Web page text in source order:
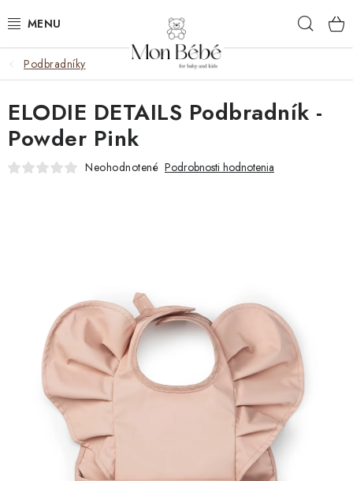
na
ZĽAVY
OBLEČENIE
VÝBAVA
DARČEKOVÉ BOXY
Všeobecné obchodné podmienky
Podmienky ochrany osobných údajov a poučenie o cookies
Reklamačný poriadok
Reklamačný formulár
Formulár na odstúpenie od zmluvy
Moja objednávka
Podbradníky
ELODIE DETAILS Podbradník -
Powder Pink
Neohodnotené Podrobnosti hodnotenia